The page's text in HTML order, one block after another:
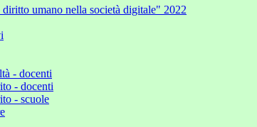
umano nella società digitale" 2022
- docenti
- docenti
- scuole